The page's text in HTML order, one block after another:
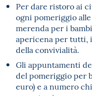
Per dare ristoro ai
ogni pomeriggio
merenda per i
apericena per tutti,
della convivialità.
Gli appuntamenti
del pomeriggio per
euro) e a numero